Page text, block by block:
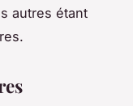
autres étant